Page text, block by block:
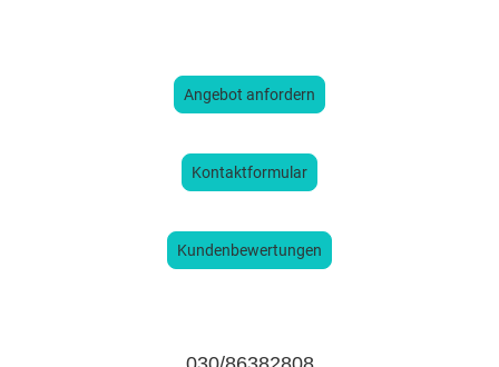
Angebot anfordern
Kontaktformular
Kundenbewertungen